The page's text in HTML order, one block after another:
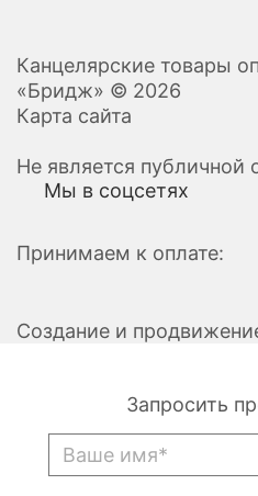
Канцелярские товары
«Бридж» © 2026
Карта сайта
Не является публичной
Мы в соцсетях
Принимаем к оплате:
Создание и
Запросить